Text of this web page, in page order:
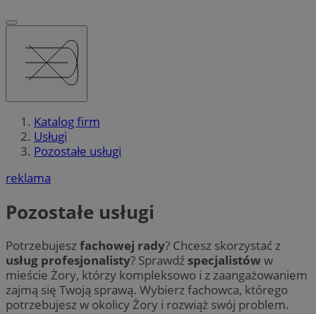
Katalog firm
Usługi
Pozostałe usługi
reklama
Pozostałe usługi
Potrzebujeszfachowej rady? Chcesz skorzystać z
usług profesjonalisty? Sprawdź specjalistów w
mieście Żory, którzy kompleksowo i z zaangażowaniem
zajmą się Twoją sprawą. Wybierz fachowca, którego
potrzebujesz w okolicy Żory i rozwiąż swój problem.